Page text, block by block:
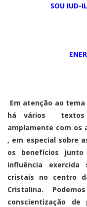
SOU IUD-
Em atenção ao
há vários textos
amplamente com os
, em especial sobre
os benefícios
influência
cristais no centro
Cristalina.
conscientização de